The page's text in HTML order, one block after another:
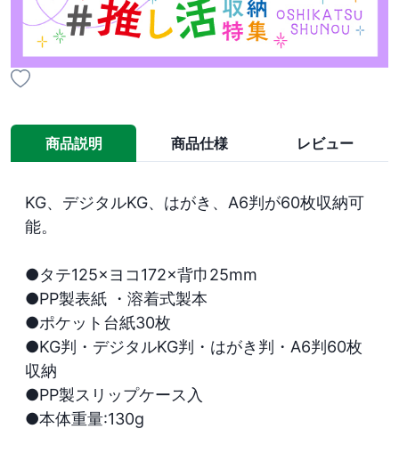
商品説明 商品仕様 レビュー
KG、デジタルKG、はがき、A6判が60枚収納可
能。
●タテ125×ヨコ172×背巾25mm
●PP製表紙 ・溶着式製本
●ポケット台紙30枚
●KG判・デジタルKG判・はがき判・A6判60枚
収納
●PP製スリップケース入
●本体重量:130g